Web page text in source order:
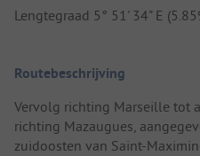
Lengtegraad 5° 51' 34" E
Routebeschrijving
Vervolg richting Marseille tot
richting Mazaugues,
zuidoosten van Saint-